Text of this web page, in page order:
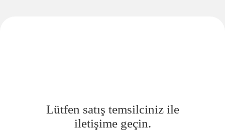
Lütfen satış temsilciniz ile
iletişime geçin.